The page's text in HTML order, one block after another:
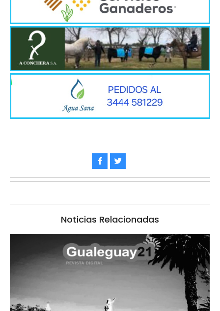
Noticias Relacionadas